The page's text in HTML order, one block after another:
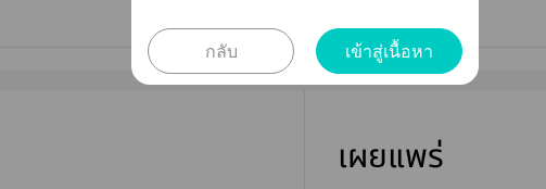
เผยแพร่
กลับ เข้าสู่เนื้อหา